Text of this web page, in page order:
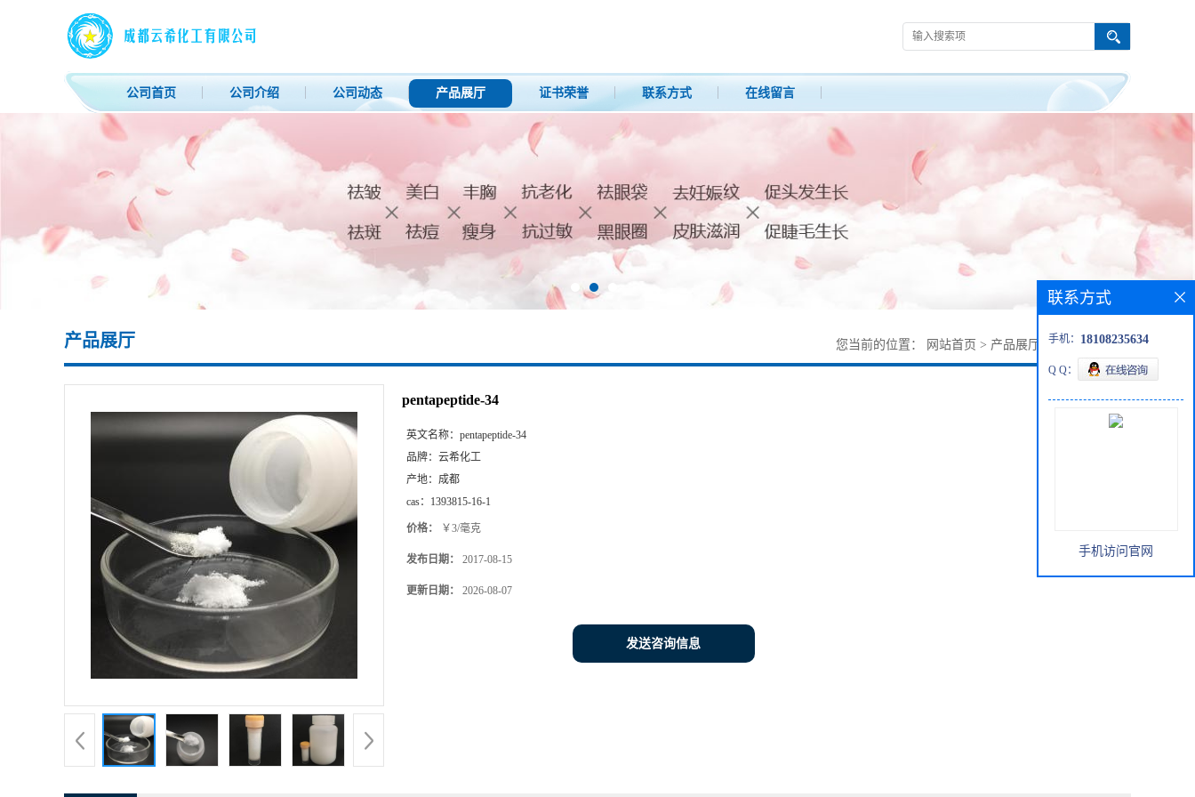
公司首页 公司介绍 公司动态 产品展厅 证书荣誉 联系方式 在线留言
产品展厅 您当前的位置： 网站首页 > 产品展厅 pentapeptide-34
pentapeptide-34
英文名称： pentapeptide-34
品牌： 云希化工
产地： 成都
cas： 1393815-16-1
价格： ￥3/毫克
发布日期： 2017-08-15
更新日期： 2026-08-07
发送咨询信息
联系方式
手机： 18108235634
Q Q：
手机访问官网